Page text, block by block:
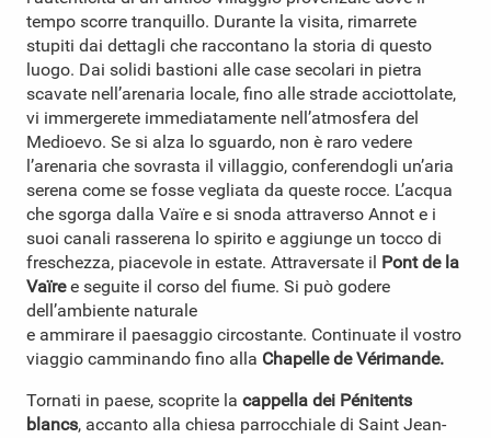
4 Pietra arenaria Annot
5 Arrampicata in Annot
6 Pesca a Annot
7 Il mercato locale
tempo scorre tranquillo. Durante la visita, rimarrete
stupiti dai dettagli che raccontano la storia di questo
luogo. Dai solidi bastioni alle case secolari in pietra
scavate nell’arenaria locale, fino alle strade acciottolate,
vi immergerete immediatamente nell’atmosfera del
Medioevo. Se si alza lo sguardo, non è raro vedere
l’arenaria che sovrasta il villaggio, conferendogli un’aria
serena come se fosse vegliata da queste rocce. L’acqua
che sgorga dalla Vaïre e si snoda attraverso Annot e i
suoi canali rasserena lo spirito e aggiunge un tocco di
freschezza, piacevole in estate. Attraversate il Pont de la
Vaïree seguite il corso del fiume. Si può godere
dell’ambiente naturale
e ammirare il paesaggio circostante. Continuate il vostro
viaggio camminando fino alla Chapelle de Vérimande.
Tornati in paese, scoprite la cappella dei Pénitents
blancs, accanto alla chiesa parrocchiale di Saint Jean-